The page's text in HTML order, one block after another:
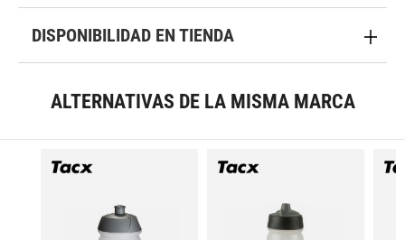
DISPONIBILIDAD EN TIENDA
ALTERNATIVAS DE LA MISMA MARCA